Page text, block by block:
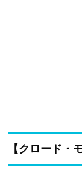
【クロード